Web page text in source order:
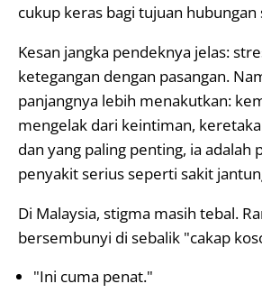
cukup keras bagi tujuan hubungan
Kesan jangka pendeknya jelas:
ketegangan dengan pasangan.
panjangnya lebih menakutkan:
mengelak dari keintiman,
dan yang paling penting, ia adalah
penyakit serius seperti sakit
Di Malaysia, stigma masih tebal.
bersembunyi di sebalik "cakap
"Ini cuma penat."